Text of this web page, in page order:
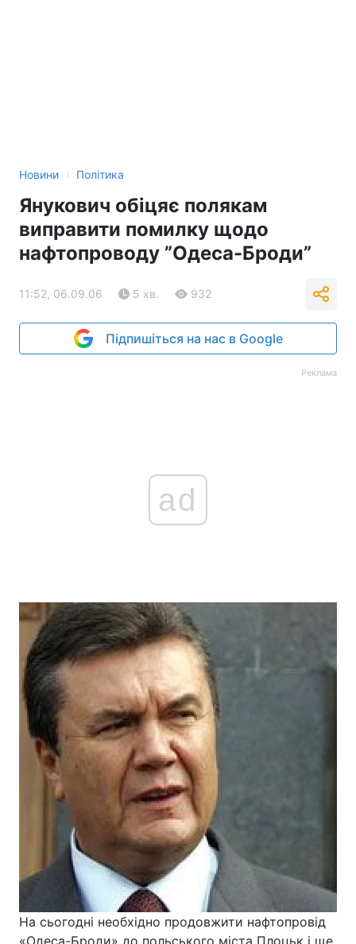
Новини › Політика
Янукович обіцяє полякам
виправити помилку щодо
нафтопроводу ”Одеса-Броди”
11:52, 06.09.06 5 хв. 932
Підпишіться на нас в Google
Реклама
ad
На сьогодні необхідно продовжити нафтопровід
«Одеса-Броди» до польського міста Плоцьк і ще